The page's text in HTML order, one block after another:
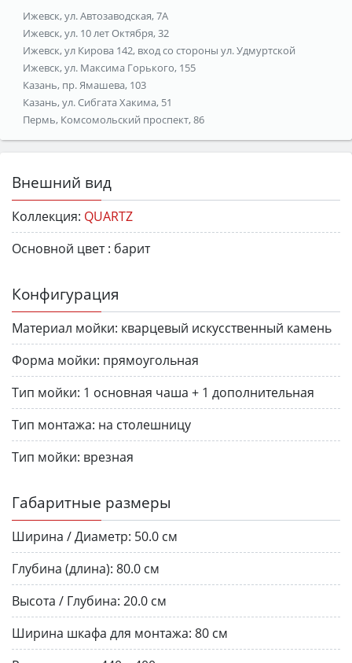
Ижевск, ул. Автозаводская, 7А
Ижевск, ул. 10 лет Октября, 32
Ижевск, ул Кирова 142, вход со стороны ул. Удмуртской
Ижевск, ул. Максима Горького, 155
Казань, пр. Ямашева, 103
Казань, ул. Сибгата Хакима, 51
Пермь, Комсомольский проспект, 86
Внешний вид
Коллекция: QUARTZ
Основной цвет : барит
Конфигурация
Материал мойки: кварцевый искусственный камень
Форма мойки: прямоугольная
Тип мойки: 1 основная чаша + 1 дополнительная
Тип монтажа: на столешницу
Тип мойки: врезная
Габаритные размеры
Ширина / Диаметр: 50.0 см
Глубина (длина): 80.0 см
Высота / Глубина: 20.0 см
Ширина шкафа для монтажа: 80 см